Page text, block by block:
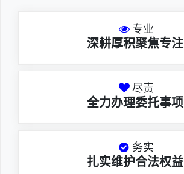
专业
深耕厚积聚焦专注
尽责
全力办理委托事项
务实
扎实维护合法权益